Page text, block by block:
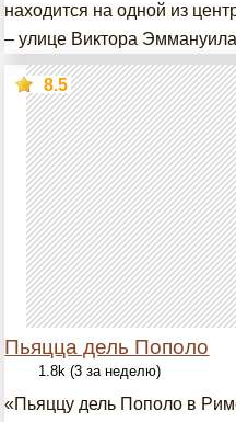
находится на одной из
– улице Виктора
Пьяцца дель Пополо
8.5
1.8k (3 за неделю)
«Пьяццу дель Пополо в